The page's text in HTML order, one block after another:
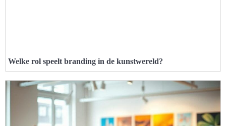
Welke rol speelt branding in de kunstwereld?